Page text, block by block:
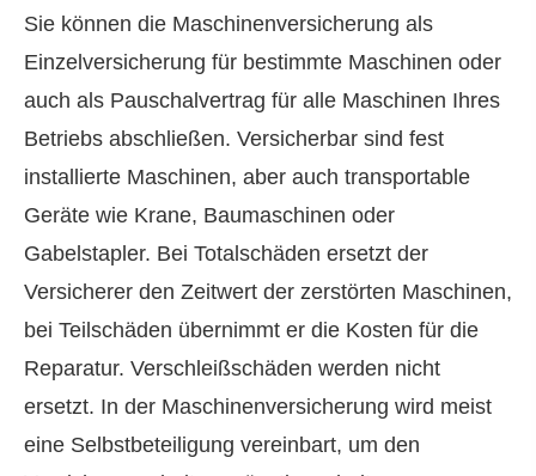
Sie können die Maschinenversicherung als
Einzelversicherung für bestimmte Maschinen oder
auch als Pauschalvertrag für alle Maschinen Ihres
Betriebs abschließen. Versicherbar sind fest
installierte Maschinen, aber auch transportable
Geräte wie Krane, Baumaschinen oder
Gabelstapler. Bei Totalschäden ersetzt der
Versicherer den Zeitwert der zerstörten Maschinen,
bei Teilschäden übernimmt er die Kosten für die
Reparatur. Verschleißschäden werden nicht
ersetzt. In der Maschinenversicherung wird meist
eine Selbstbeteiligung vereinbart, um den